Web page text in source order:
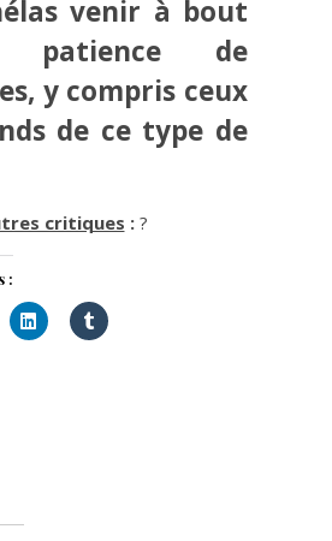
venir à bout
de
y compris ceux
de ce type de
critiques : ?
: